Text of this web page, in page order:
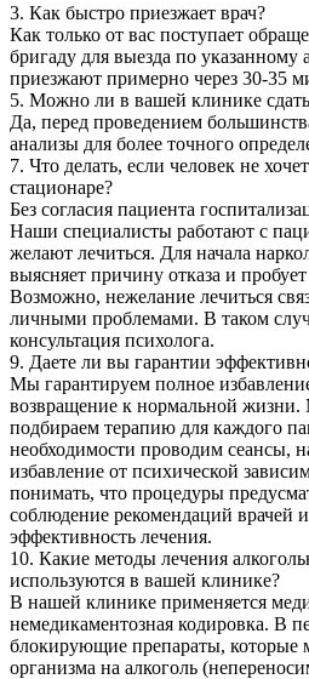
3. Как быстро приезжает врач?
Как только от вас поступает
бригаду для выезда по указанному
приезжают примерно через 30-35
5. Можно ли в вашей клинике
Да, перед проведением
анализы для более точного
7. Что делать, если человек не
стационаре?
Без согласия пациента
Наши специалисты работают с
желают лечиться. Для начала
выясняет причину отказа и
Возможно, нежелание лечиться
личными проблемами. В таком
консультация психолога.
9. Даете ли вы гарантии
Мы гарантируем полное
возвращение к нормальной
подбираем терапию для каждого
необходимости проводим сеансы,
избавление от психической
понимать, что процедуры
соблюдение рекомендаций врачей
эффективность лечения.
10. Какие методы лечения
используются в вашей клинике?
В нашей клинике применяется
немедикаментозная кодировка. В
блокирующие препараты, которые
организма на алкоголь